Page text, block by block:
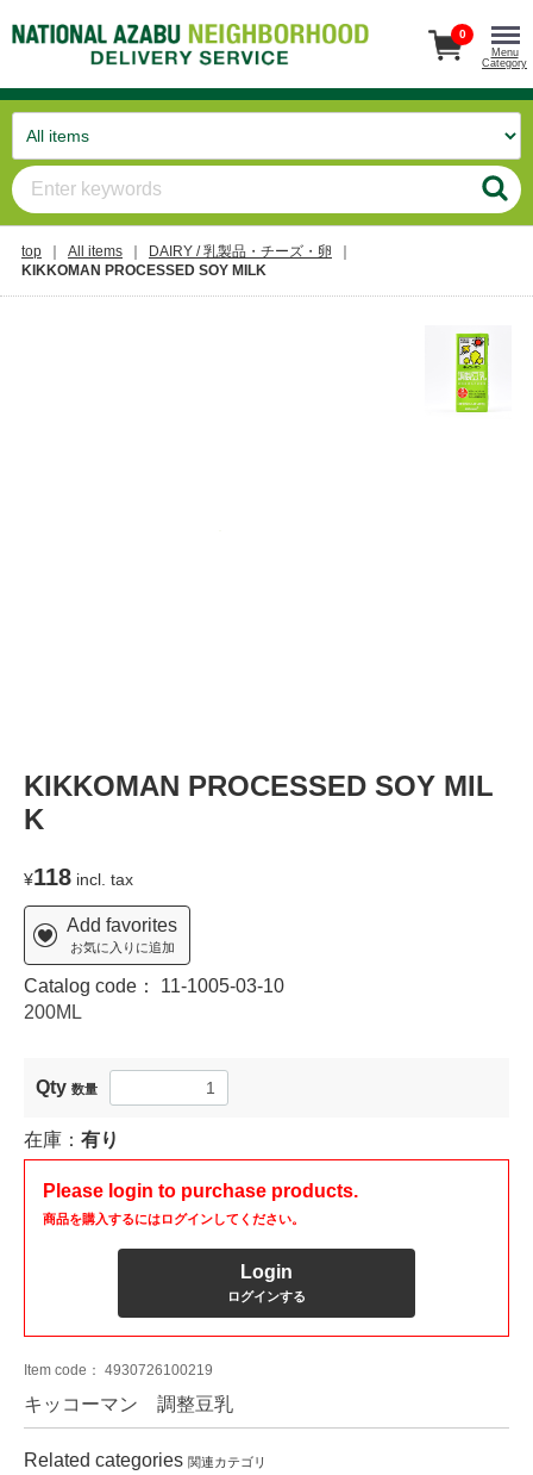
0
Menu
Category
top All items
DAIRY / 乳製品・チーズ・卵
KIKKOMAN PROCESSED SOY MILK
KIKKOMAN PROCESSED SOY MIL
K
¥118 incl. tax
Add favorites
お気に入りに追加
Catalog code： 11-1005-03-10
200ML
Qty 数量
在庫： 有り
Please login to purchase products.
商品を購入するにはログインしてください。
Login
ログインする
Item code： 4930726100219
キッコーマン 調整豆乳
Related categories 関連カテゴリ